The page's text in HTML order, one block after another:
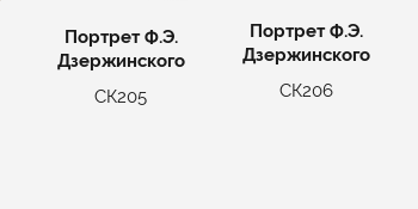
Портрет Ф.Э.
Дзержинского
СК205
Портрет Ф.Э.
Дзержинского
СК206